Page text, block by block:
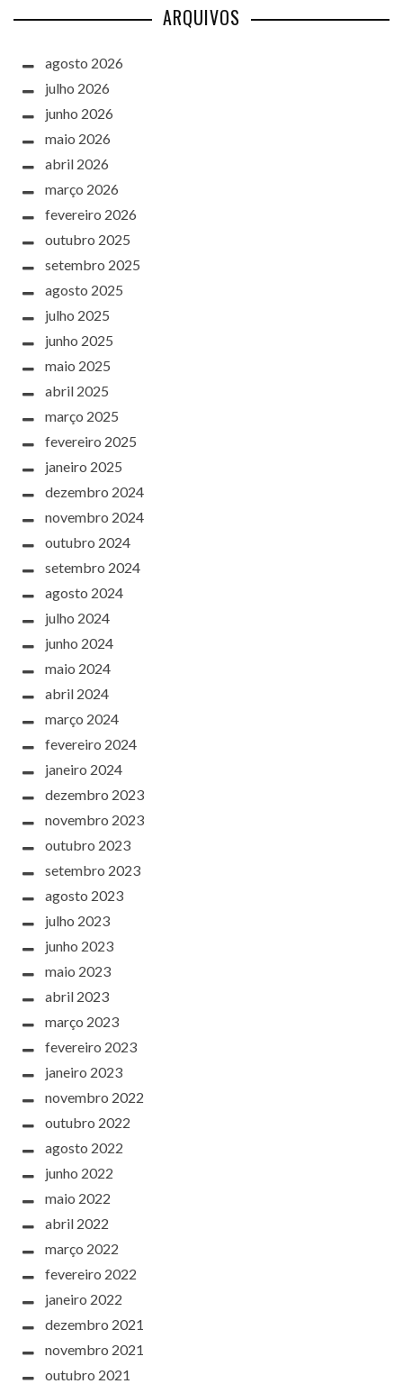
ARQUIVOS
agosto 2026
julho 2026
junho 2026
maio 2026
abril 2026
março 2026
fevereiro 2026
outubro 2025
setembro 2025
agosto 2025
julho 2025
junho 2025
maio 2025
abril 2025
março 2025
fevereiro 2025
janeiro 2025
dezembro 2024
novembro 2024
outubro 2024
setembro 2024
agosto 2024
julho 2024
junho 2024
maio 2024
abril 2024
março 2024
fevereiro 2024
janeiro 2024
dezembro 2023
novembro 2023
outubro 2023
setembro 2023
agosto 2023
julho 2023
junho 2023
maio 2023
abril 2023
março 2023
fevereiro 2023
janeiro 2023
novembro 2022
outubro 2022
agosto 2022
junho 2022
maio 2022
abril 2022
março 2022
fevereiro 2022
janeiro 2022
dezembro 2021
novembro 2021
outubro 2021